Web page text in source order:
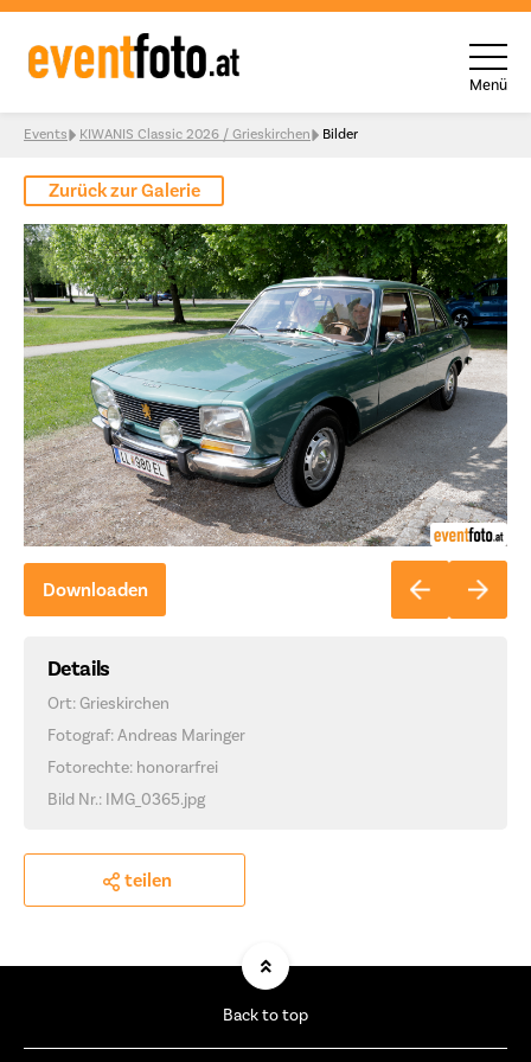
Skip to content
Menü
Events KIWANIS Classic 2026 / Grieskirchen Bilder
Zurück zur Galerie
Downloaden
Details
Ort: Grieskirchen
Fotograf: Andreas Maringer
Fotorechte: honorarfrei
Bild Nr.: IMG_0365.jpg
teilen
Back to top